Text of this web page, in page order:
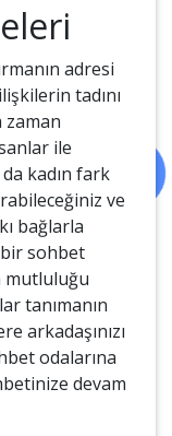
adresi
tadını
zaman
ile
da kadın fark
ve
bağlarla
sohbet
mutluluğu
tanımanın
arkadaşınızı
odalarına
devam